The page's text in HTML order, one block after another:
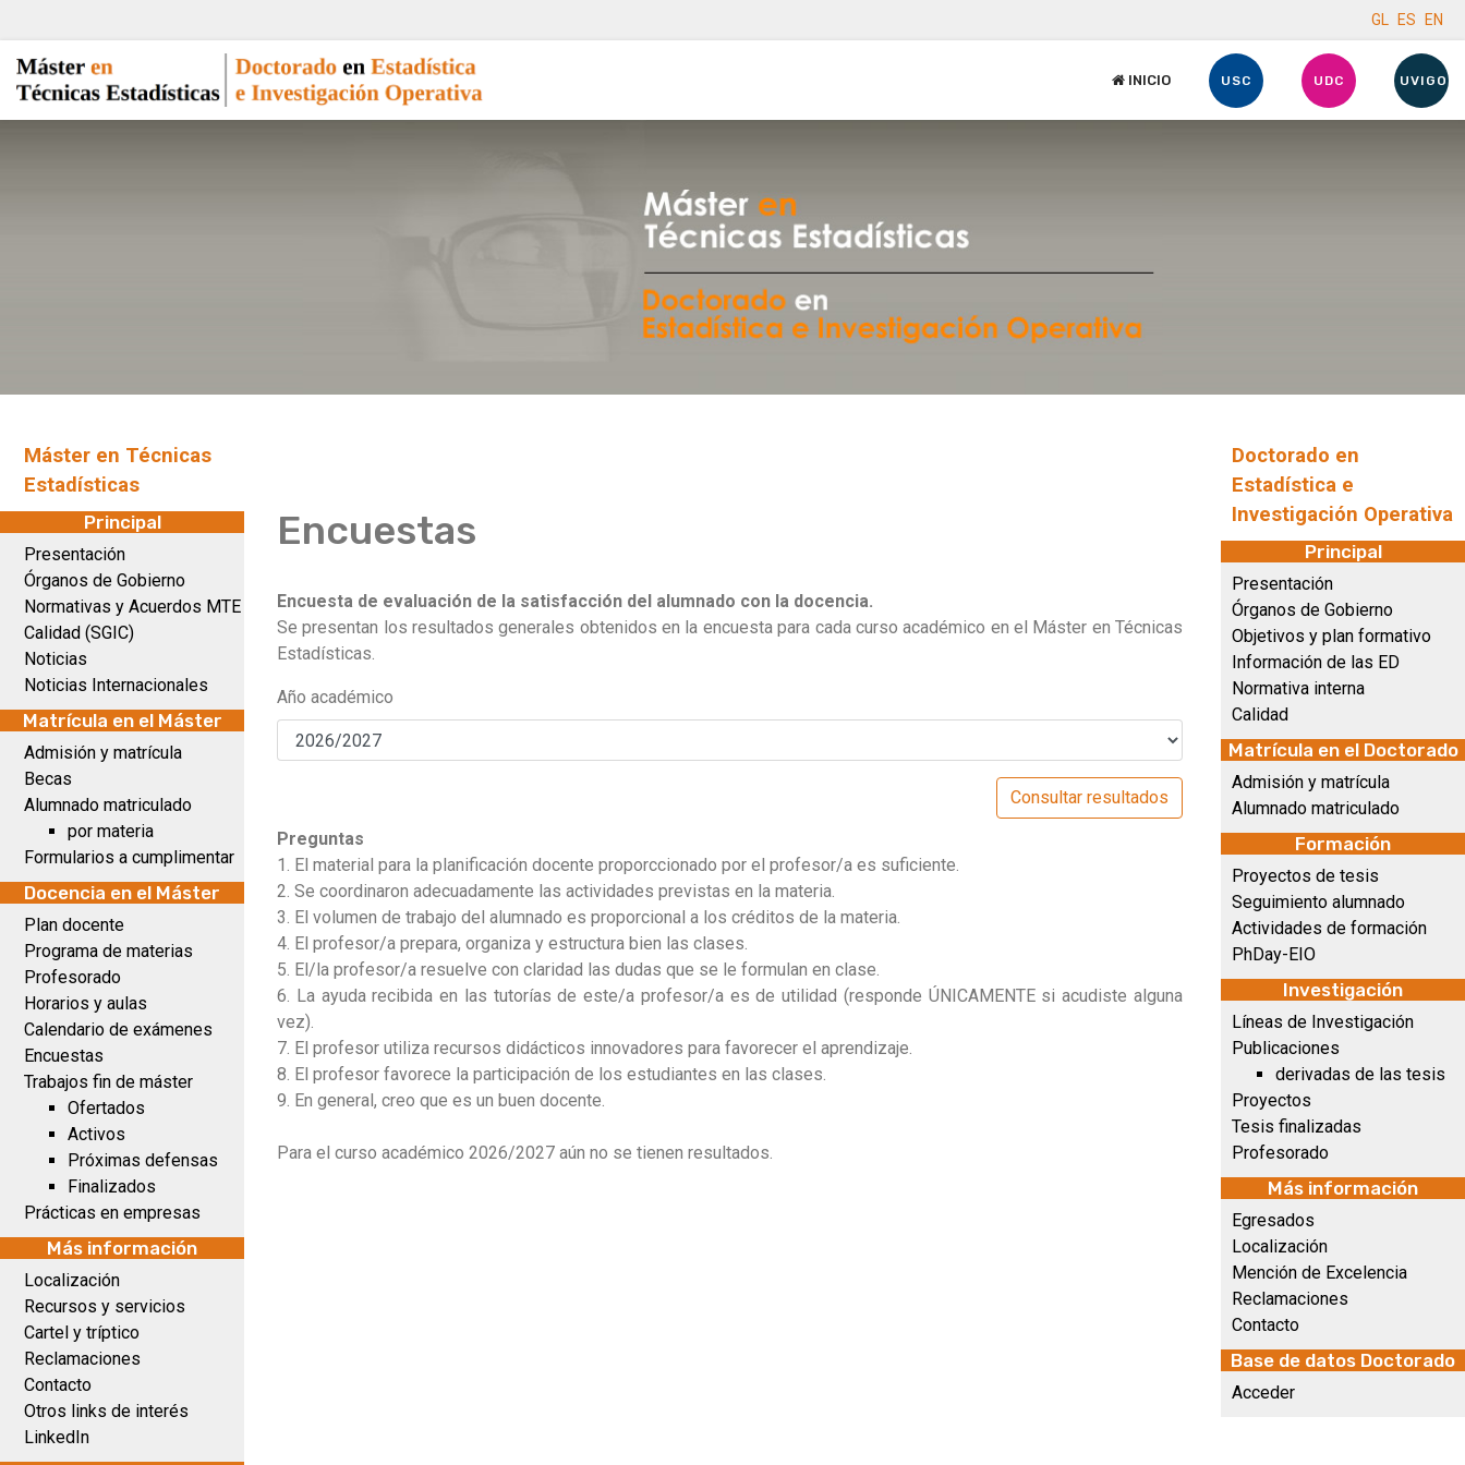
GL ES EN
INICIO USC UDC UVIGO
Máster en Técnicas
Estadísticas
Principal
Presentación
Órganos de Gobierno
Normativas y Acuerdos MTE
Calidad (SGIC)
Noticias
Noticias Internacionales
Matrícula en el Máster
Admisión y matrícula
Becas
Alumnado matriculado
por materia
Formularios a cumplimentar
Docencia en el Máster
Plan docente
Programa de materias
Profesorado
Horarios y aulas
Calendario de exámenes
Encuestas
Trabajos fin de máster
Ofertados
Activos
Próximas defensas
Finalizados
Prácticas en empresas
Más información
Localización
Recursos y servicios
Cartel y tríptico
Reclamaciones
Contacto
Otros links de interés
LinkedIn
Encuestas
Encuesta de evaluación de la satisfacción del alumnado con la docencia.
Se presentan los resultados generales obtenidos en la encuesta para cada curso académico en el Máster en Técnicas
Estadísticas.
Año académico
Preguntas
1. El material para la planificación docente proporccionado por el profesor/a es suficiente.
2. Se coordinaron adecuadamente las actividades previstas en la materia.
3. El volumen de trabajo del alumnado es proporcional a los créditos de la materia.
4. El profesor/a prepara, organiza y estructura bien las clases.
5. El/la profesor/a resuelve con claridad las dudas que se le formulan en clase.
6. La ayuda recibida en las tutorías de este/a profesor/a es de utilidad (responde ÚNICAMENTE si acudiste alguna
vez).
7. El profesor utiliza recursos didácticos innovadores para favorecer el aprendizaje.
8. El profesor favorece la participación de los estudiantes en las clases.
9. En general, creo que es un buen docente.
Para el curso académico 2026/2027 aún no se tienen resultados.
Doctorado en
Estadística e
Investigación Operativa
Principal
Presentación
Órganos de Gobierno
Objetivos y plan formativo
Información de las ED
Normativa interna
Calidad
Matrícula en el Doctorado
Admisión y matrícula
Alumnado matriculado
Formación
Proyectos de tesis
Seguimiento alumnado
Actividades de formación
PhDay-EIO
Investigación
Líneas de Investigación
Publicaciones
derivadas de las tesis
Proyectos
Tesis finalizadas
Profesorado
Más información
Egresados
Localización
Mención de Excelencia
Reclamaciones
Contacto
Base de datos Doctorado
Acceder